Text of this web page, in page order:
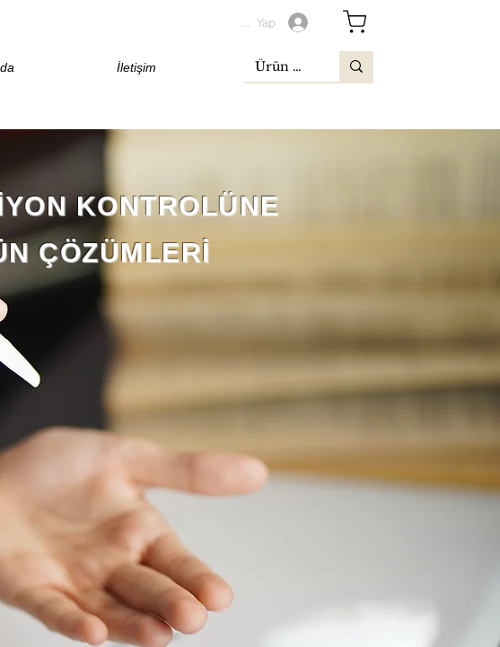
İletişim
Giriş Yap
KONTROLÜNE
ÇÖZÜMLERİ